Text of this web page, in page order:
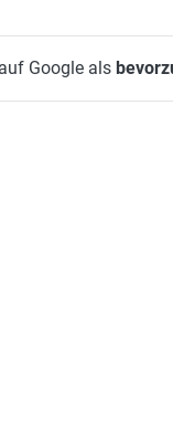
Google als